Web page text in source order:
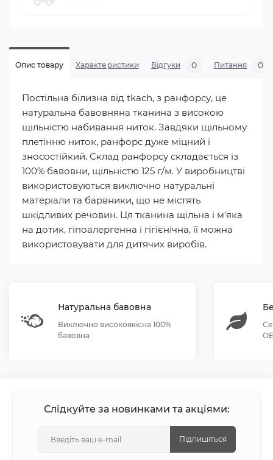
Опис товару Характеристики Відгуки 0 Питання 0
Постільна білизна від tkach, з ранфорсу, це
натуральна бавовняна тканина з високою
щільністю набивання ниток. Завдяки щільному
плетінню ниток, ранфорс дуже міцний і
зносостійкий. Склад ранфорсу складається із
100% бавовни, щільністю 125 г/м. У виробництві
використовуються виключно натуральні
матеріали та барвники, що не містять
шкідливих речовин. Ця тканина щільна і м'яка
на дотик, гіпоалергенна і гігієнічна, її можна
використовувати для дитячих виробів.
Натуральна бавовна
Виключно високоякісна 100%
бавовна
Слідкуйте за новинками та акціями:
Підпишіться